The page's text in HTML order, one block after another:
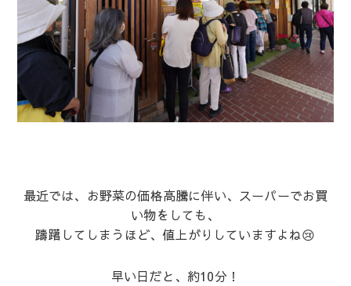
最近では、お野菜の価格高騰に伴い、スーパーでお買
い物をしても、
躊躇してしまうほど、値上がりしていますよね😢
早い日だと、約10分！